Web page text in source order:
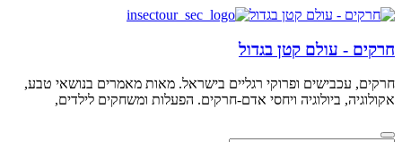
חרקים - עולם קטן בגדול
חרקים, עכבישים ופרוקי רגליים בישראל. מאות מאמרים בנושאי טבע,
אקולוגיה, ביולוגיה ויחסי אדם-חרקים. הפעלות ומשחקים לילדים,